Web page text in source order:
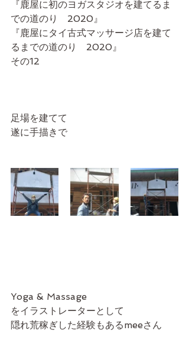
『鹿屋に初のヨガスタジオを建てるま
での道のり　2020』
『鹿屋にタイ古式マッサージ店を建て
るまでの道のり　2020』
その12
足場を建てて
遂に手描きで
Yoga & Massage
をイラストレーターとして
隠れ荒稼ぎした経験もあるmeeさん